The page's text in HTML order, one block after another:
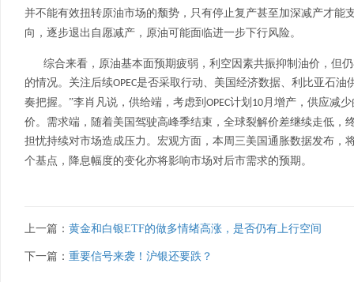
并不能有效扭转原油市场的颓势，只有停止复产甚至加深减产才能
向，逐步退出自愿减产，原油可能面临进一步下行风险。
综合来看，原油基本面预期疲弱，利空因素共振抑制油价，但
的情况。关注后续OPEC是否采取行动、美国经济数据、利比亚石油
奏把握。”李肖凡说，供给端，考虑到 OPEC计划 10月增产，供应减
价。需求端，随着美国驾驶高峰季结束，全球裂解价差继续走低，
担忧持续对市场造成压力。宏观方面，本周三美国通胀数据发布，
个基点，降息幅度的变化亦将影响市场对后市需求的预期。
上一篇： 黄金和白银ETF的做多情绪高涨，是否仍有上行空间
下一篇： 重要信号来袭！沪银还要跌？